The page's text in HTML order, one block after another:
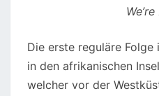
Die erste reguläre
in den afrikanischen
welcher vor der